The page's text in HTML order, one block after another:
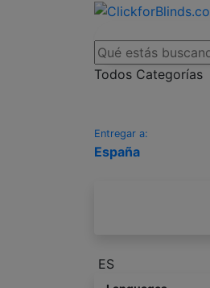
Todos Categorías
Entregar a:
España
ES